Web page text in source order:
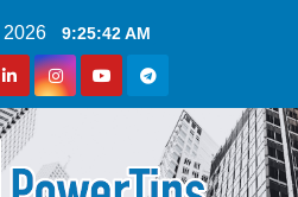
2026 9:25:43 AM